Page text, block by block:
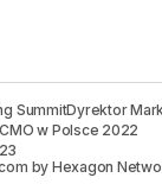
SummitDyrektor
w Polsce 2022
by Hexagon